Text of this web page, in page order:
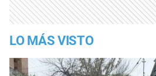
LO MÁS VISTO